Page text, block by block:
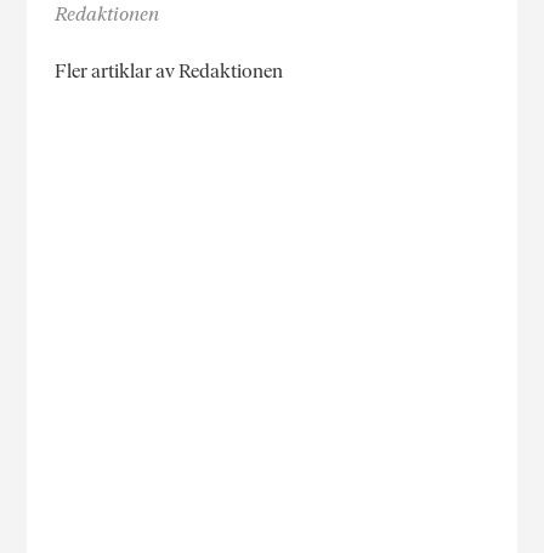
Redaktionen
Fler artiklar av Redaktionen